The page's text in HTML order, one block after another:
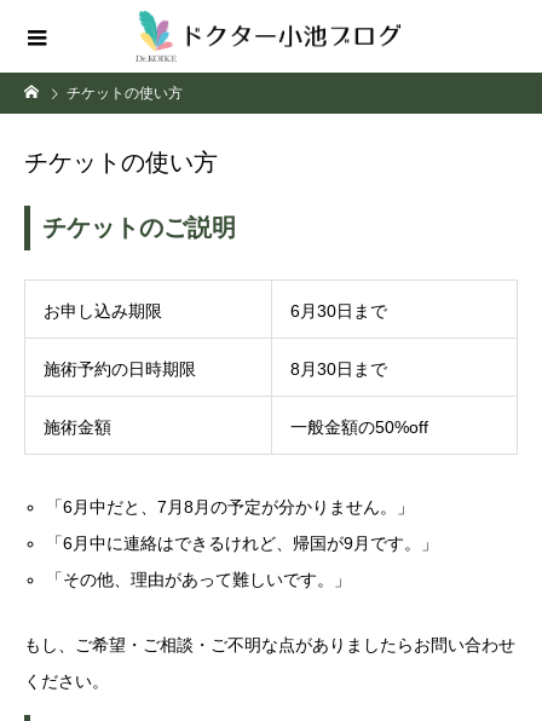
チケットの使い方
チケットの使い方
チケットのご説明
お申し込み期限 6月30日まで
施術予約の日時期限 8月30日まで
施術金額 一般金額の50%off
「6月中だと、7月8月の予定が分かりません。」
「6月中に連絡はできるけれど、帰国が9月です。」
「その他、理由があって難しいです。」
もし、ご希望・ご相談・ご不明な点がありましたらお問い合わせ
ください。